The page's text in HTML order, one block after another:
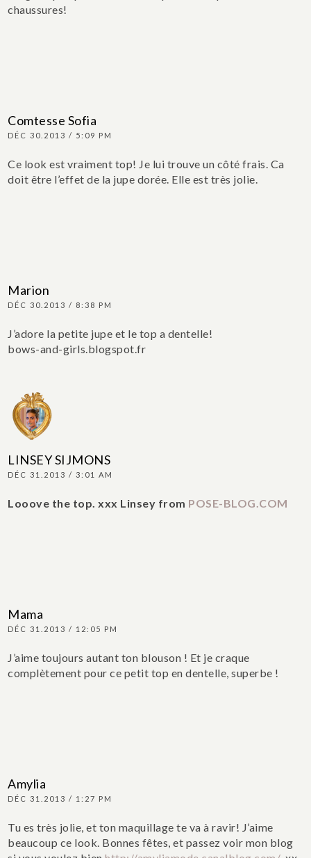
chaussures!
Comtesse Sofia
DÉC 30.2013 / 5:09 PM
Ce look est vraiment top! Je lui trouve un côté frais. Ca
doit être l’effet de la jupe dorée. Elle est très jolie.
Marion
DÉC 30.2013 / 8:38 PM
J’adore la petite jupe et le top a dentelle!
bows-and-girls.blogspot.fr
LINSEY SIJMONS
DÉC 31.2013 / 3:01 AM
Looove the top. xxx Linsey from POSE-BLOG.COM
Mama
DÉC 31.2013 / 12:05 PM
J’aime toujours autant ton blouson ! Et je craque
complètement pour ce petit top en dentelle, superbe !
Amylia
DÉC 31.2013 / 1:27 PM
Tu es très jolie, et ton maquillage te va à ravir! J’aime
beaucoup ce look. Bonnes fêtes, et passez voir mon blog